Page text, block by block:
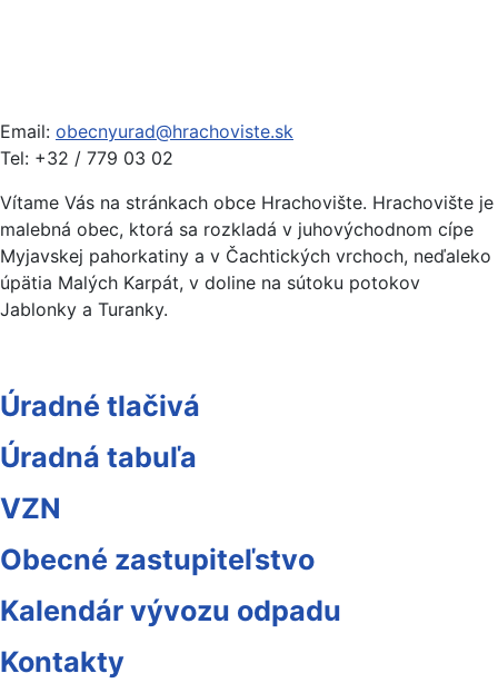
Email: obecnyurad@hrachoviste.sk
Tel: +32 / 779 03 02
Vítame Vás na stránkach obce Hrachovište. Hrachovište je
malebná obec, ktorá sa rozkladá v juhovýchodnom cípe
Myjavskej pahorkatiny a v Čachtických vrchoch, neďaleko
úpätia Malých Karpát, v doline na sútoku potokov
Jablonky a Turanky.
Úradné tlačivá
Úradná tabuľa
VZN
Obecné zastupiteľstvo
Kalendár vývozu odpadu
Kontakty